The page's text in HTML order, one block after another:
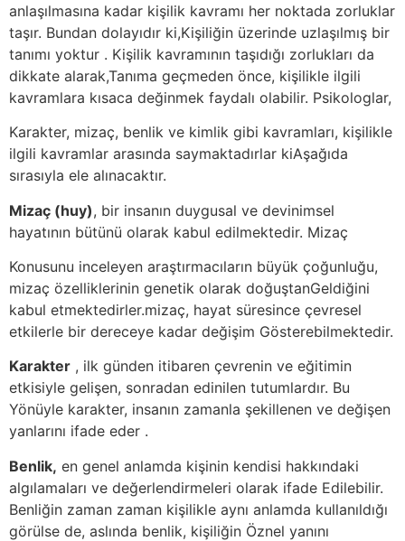
anlaşılmasına kadar kişilik kavramı her noktada zorluklar
taşır. Bundan dolayıdır ki,Kişiliğin üzerinde uzlaşılmış bir
tanımı yoktur . Kişilik kavramının taşıdığı zorlukları da
dikkate alarak,Tanıma geçmeden önce, kişilikle ilgili
kavramlara kısaca değinmek faydalı olabilir. Psikologlar,
Karakter, mizaç, benlik ve kimlik gibi kavramları, kişilikle
ilgili kavramlar arasında saymaktadırlar kiAşağıda
sırasıyla ele alınacaktır.
Mizaç (huy), bir insanın duygusal ve devinimsel
hayatının bütünü olarak kabul edilmektedir. Mizaç
Konusunu inceleyen araştırmacıların büyük çoğunluğu,
mizaç özelliklerinin genetik olarak doğuştanGeldiğini
kabul etmektedirler.mizaç, hayat süresince çevresel
etkilerle bir dereceye kadar değişim Gösterebilmektedir.
Karakter , ilk günden itibaren çevrenin ve eğitimin
etkisiyle gelişen, sonradan edinilen tutumlardır. Bu
Yönüyle karakter, insanın zamanla şekillenen ve değişen
yanlarını ifade eder .
Benlik, en genel anlamda kişinin kendisi hakkındaki
algılamaları ve değerlendirmeleri olarak ifade Edilebilir.
Benliğin zaman zaman kişilikle aynı anlamda kullanıldığı
görülse de, aslında benlik, kişiliğin Öznel yanını